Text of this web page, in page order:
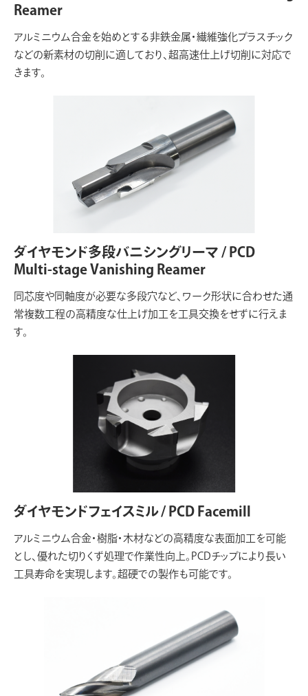
Reamer
アルミニウム合金を始めとする非鉄金属・繊維強化プラスチック
などの新素材の切削に適しており、超高速仕上げ切削に対応で
きます。
ダイヤモンド多段バニシングリーマ / PCD
Multi-stage Vanishing Reamer
同芯度や同軸度が必要な多段穴など、ワーク形状に合わせた通
常複数工程の高精度な仕上げ加工を工具交換をせずに行えま
す。
ダイヤモンドフェイスミル / PCD Facemill
アルミニウム合金・樹脂・木材などの高精度な表面加工を可能
とし、優れた切りくず処理で作業性向上。PCDチップにより長い
工具寿命を実現します。超硬での製作も可能です。